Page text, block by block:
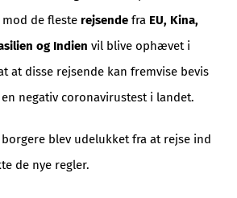
de fleste rejsendefra EU, Kina,
og Indien vil blive ophævet i
at disse rejsende kan fremvise bevis
negativ coronavirustest i landet.
blev udelukket fra at rejse ind
de nye regler.